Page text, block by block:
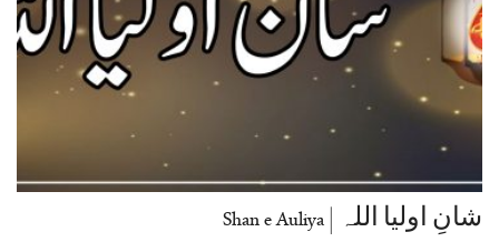
شانِ اولیا اللہ | Shan e Auliya